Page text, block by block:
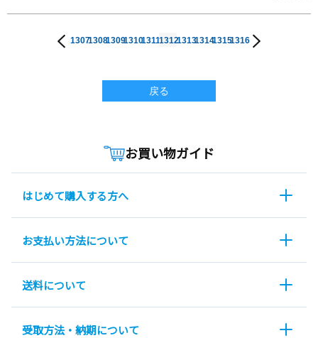
1307130813091310131113121313131413151316
戻る
お買い物ガイド
はじめて購入する方へ
お支払い方法について
送料について
受取方法・納期について